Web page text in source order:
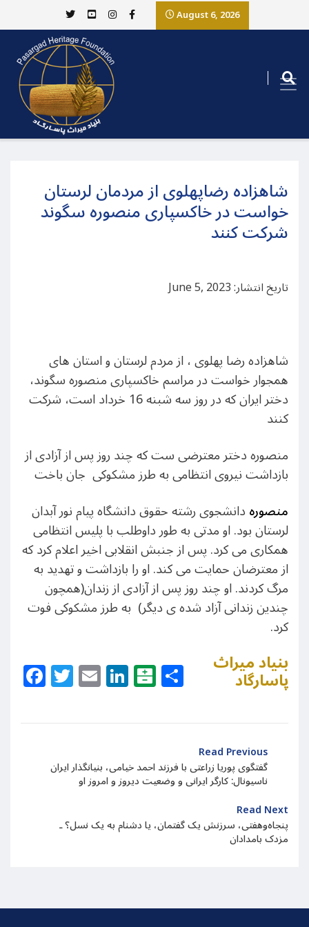
August 6, 2026
شاهزاده رضاپهلوی از مردمان لرستان
خواست در خاکسپاری منصوره سگوند
شرکت کنند
تاریخ انتشار: June 5, 2023
شاهزاده رضا پهلوی ، از مردم لرستان و استان های
همجوار خواست در مراسم خاکسپاری منصوره سگوند،
دختر ایران که در روز سه شبنه 16 خرداد است، شرکت
کنند
منصوره دختر معترضی ست که چند روز پس از آزادی از
بازداشت نیروی انتظامی به طرز مشکوکی جان باخت
منصورهدانشجوی رشته حقوق دانشگاه پیام نور آبدان
لرستان بود. او مدتی به طور داوطلب با پلیس انتظامی
همکاری می کرد. پس از جنبش انقلابی اخیر اعلام کرد که
از معترضان حمایت می کند. او را بازداشت و تهدید به
مرگ کردند. او چند روز پس از آزادی از زندان(همچون
چندین زندانی آزاد شده ی دیگر) به طرز مشکوکی فوت
کرد.
Facebook
Twitter
EmailLinkedIn
Balatarin
Share
بنیاد میراث
پاسارگاد
Read Previous
گفتگوی پوریا زراعتی با فرزند احمد خیامی، بنیانگذار ایران
ناسیونال: کارگر ایرانی و وضعیت دیروز و امروز او
Read Next
پنجاه‌وهفتی، سرزنش یک گفتمان، یا دشنام به یک نسل؟ ـ
مزدک بامدادان